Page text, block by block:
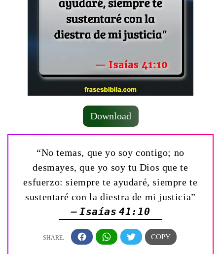
Download
“No temas, que yo soy contigo; no
desmayes, que yo soy tu Dios que te
esfuerzo: siempre te ayudaré, siempre te
sustentaré con la diestra de mi justicia”
— Isaías 41:10